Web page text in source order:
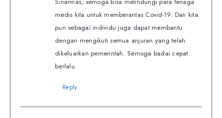
medis kita untuk memberantas Covid-19. Dan kita
pun sebagai individu juga dapat membantu
dengan mengikuti semua anjuran yang telah
dikeluarkan pemerintah. Semoga badai cepat
berlalu
Reply